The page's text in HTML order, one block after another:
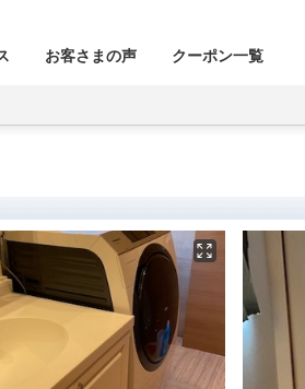
お客さまの声 クーポン一覧